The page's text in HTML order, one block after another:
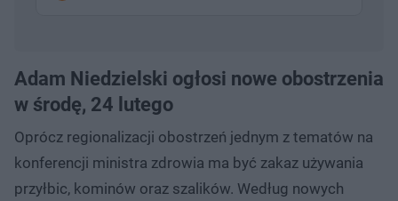
Adam Niedzielski ogłosi nowe obostrzenia
w środę, 24 lutego
Oprócz regionalizacji obostrzeń jednym z tematów na
konferencji ministra zdrowia ma być zakaz używania
przyłbic, kominów oraz szalików. Według nowych